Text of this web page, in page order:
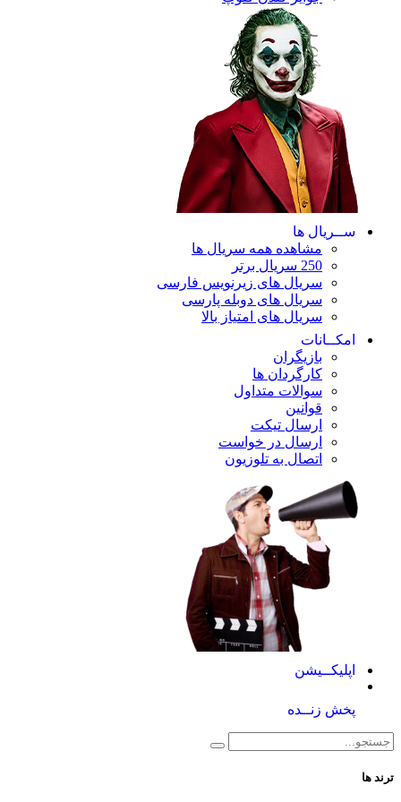
ها
مشاهده همه سریال ها
سریال های زیرنویس فارسی
سریال های دوبله پارسی
سریال های امتیاز بالا
کارگردان ها
سوالات متداول
ارسال تیکت
ارسال در خواست
اتصال به تلوزیون
زنــده